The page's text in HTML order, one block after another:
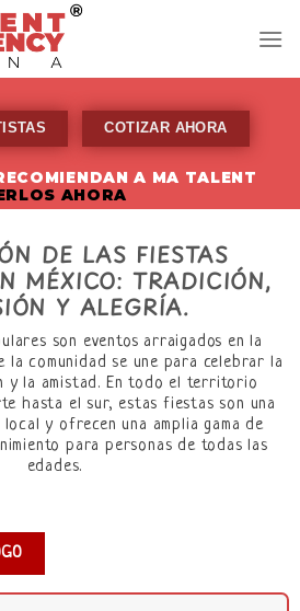
COTIZAR AHORA
A MA TALENT
AHORA
DE LAS FIESTAS
MÉXICO: TRADICIÓN,
Y ALEGRÍA.
son eventos arraigados en la
la comunidad se une para celebrar la
y la amistad. En todo el territorio
hasta el sur, estas fiestas son una
y ofrecen una amplia gama de
para personas de todas las
edades.